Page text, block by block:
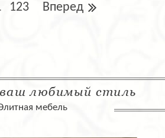
123 Вперед
любимый стиль
мебель